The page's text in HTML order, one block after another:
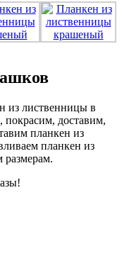
из лиственницы в
покрасим, доставим,
планкен из
планкен из